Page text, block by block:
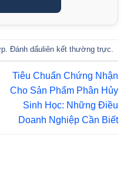
. Đánh dấu liên kết thường trực
Tiêu Chuẩn Chứng Nhận
Cho Sản Phẩm Phân Hủy
Sinh Học: Những Điều
Doanh Nghiệp Cần Biết